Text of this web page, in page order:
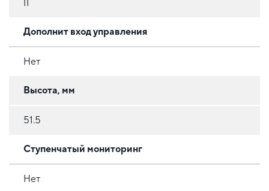
II
Дополнит вход управления
Нет
Высота, мм
51.5
Ступенчатый мониторинг
Нет